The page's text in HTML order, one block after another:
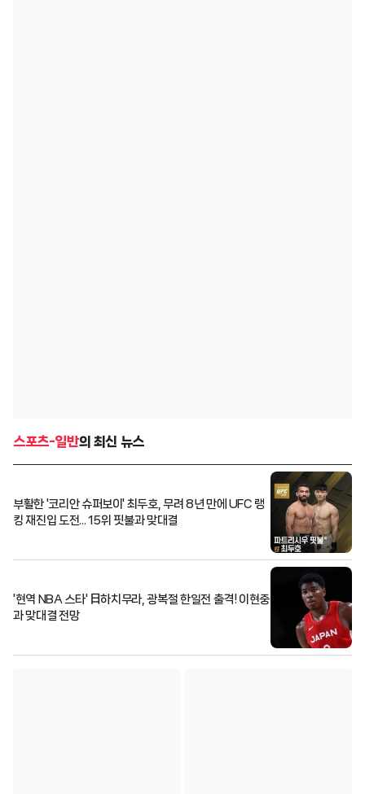
스포츠-일반의 최신 뉴스
부활한 '코리안 슈퍼보이' 최두호, 무려 8년 만에 UFC 랭
킹 재진입 도전... 15위 핏불과 맞대결
'현역 NBA 스타' 日하치무라, 광복절 한일전 출격! 이현중
과 맞대결 전망